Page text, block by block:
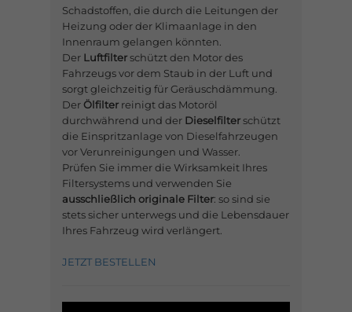
Schadstoffen, die durch die Leitungen der
Heizung oder der Klimaanlage in den
Innenraum gelangen könnten.
Der Luftfilterschützt den Motor des
Fahrzeugs vor dem Staub in der Luft und
sorgt gleichzeitig für Geräuschdämmung.
Der Ölfilter reinigt das Motoröl
durchwährend und der Dieselfilterschützt
die Einspritzanlage von Dieselfahrzeugen
vor Verunreinigungen und Wasser.
Prüfen Sie immer die Wirksamkeit Ihres
Filtersystems und verwenden Sie
ausschließlich originale Filter: so sind sie
stets sicher unterwegs und die Lebensdauer
Ihres Fahrzeug wird verlängert.
JETZT BESTELLEN